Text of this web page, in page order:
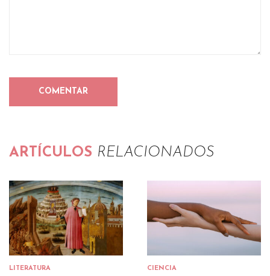
ARTÍCULOS RELACIONADOS
LITERATURA CIENCIA